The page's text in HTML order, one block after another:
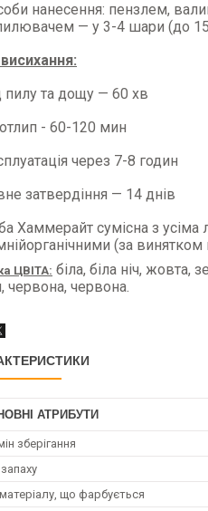
нанесення: пензлем,
— у 3-4 шари (до
пилу та дощу — 60 хв
- 60-120 мин
через 7-8 годин
затвердіння — 14 днів
Хаммерайт сумісна з
(за винятком
ЦВІТА: біла, біла ніч, жовта,
червона, червона.
АТРИБУТИ
зберігання
що фарбується